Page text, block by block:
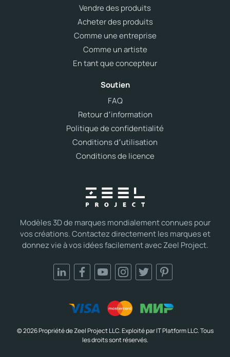
Modèles 3D de marques mondialement connues pour
vos créations. Contactez directement les marques et
donnez vie à vos idées facilement avec Zeel Project.
Vendre des produits
Acheter des produits
Comme une entreprise
Comme un artiste
En tant que concepteur
Soutien
FAQ
Retour d՚information
Politique de confidentialité
Conditions d՚utilisation
Conditions de licence
© 2026 Propriété de Zeel Project LLC. Exploité par IT Platform LLC. Tous
les droits sont réservés.